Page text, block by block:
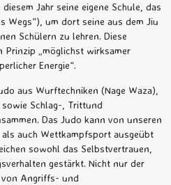
Jahr seine eigene Schule, das
Wegs“), um dort seine aus dem Jiu
Schülern zu lehren. Diese
Prinzip „möglichst wirksamer
Energie“.
aus Wurftechniken (Nage Waza),
Schlag-, Trittund
Das Judo kann von unseren
auch Wettkampfsport ausgeübt
sowohl das Selbstvertrauen,
gestärkt. Nicht nur der
Angriffs- und